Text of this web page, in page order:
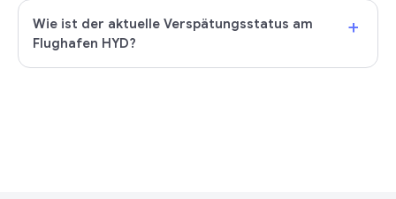
Wie ist der aktuelle Verspätungsstatus am
Flughafen HYD?
+